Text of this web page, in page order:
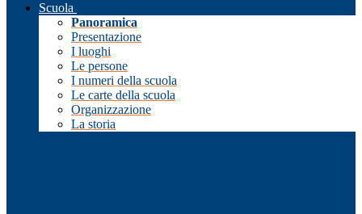
Scuola
Panoramica
Presentazione
I luoghi
Le persone
I numeri della scuola
Le carte della scuola
Organizzazione
La storia